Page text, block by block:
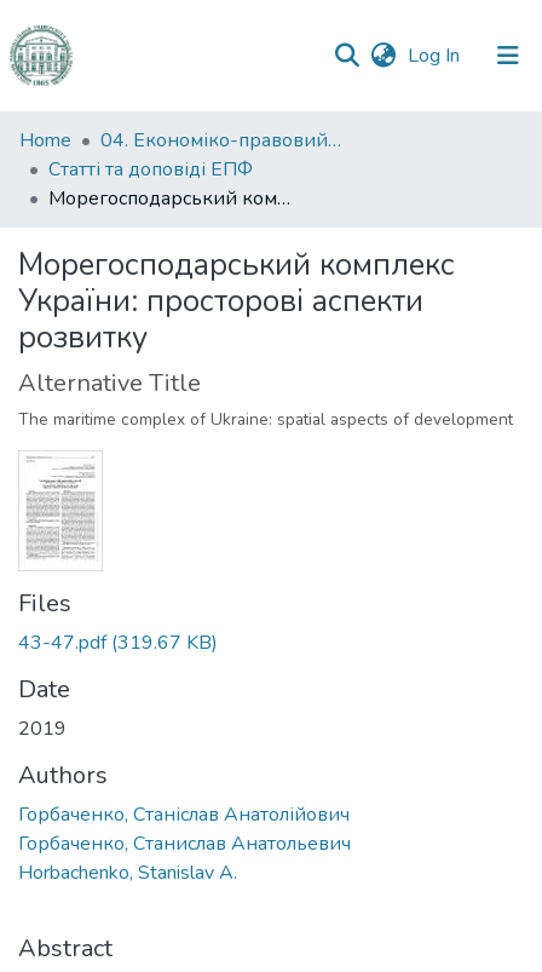
Log In (current)
Communities
&
Collections
Statistics
Home
04. Економіко-правовий факультет
Статті та доповіді ЕПФ
Морегосподарський комплекс України: просторові аспекти розвитку
Морегосподарський комплекс
України: просторові аспекти
розвитку
Alternative Title
The maritime complex of Ukraine: spatial aspects of development
Files
43-47.pdf(319.67 KB)
Date
2019
Authors
Горбаченко, Станіслав Анатолійович
Горбаченко, Станислав Анатольевич
Horbachenko, Stanislav A.
Abstract